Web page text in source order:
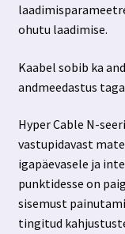
ohutu laadimise.
Kaabel sobib ka
andmeedastus
Hyper Cable N-
vastupidavast
igapäevasele ja
punktidesse on
sisemust
tingitud